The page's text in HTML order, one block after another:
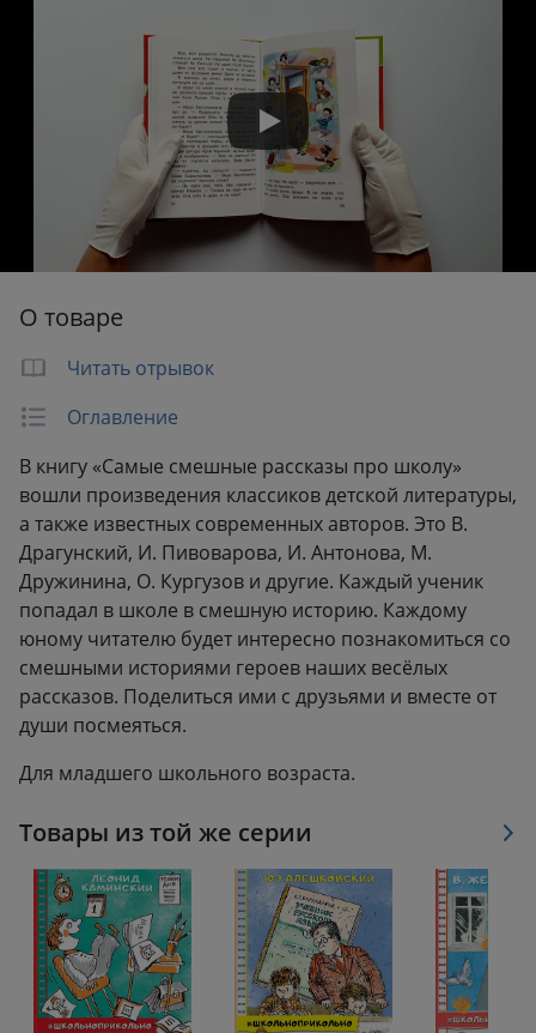
О товаре
Читать отрывок
Оглавление
В книгу «Самые смешные рассказы про школу»
вошли произведения классиков детской литературы,
а также известных современных авторов. Это В.
Драгунский, И. Пивоварова, И. Антонова, М.
Дружинина, О. Кургузов и другие. Каждый ученик
попадал в школе в смешную историю. Каждому
юному читателю будет интересно познакомиться со
смешными историями героев наших весёлых
рассказов. Поделиться ими с друзьями и вместе от
души посмеяться.
Для младшего школьного возраста.
Товары из той же серии